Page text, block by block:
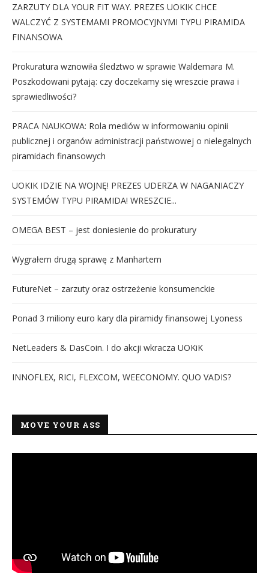
ZARZUTY DLA YOUR FIT WAY. PREZES UOKIK CHCE
WALCZYĆ Z SYSTEMAMI PROMOCYJNYMI TYPU PIRAMIDA
FINANSOWA
Prokuratura wznowiła śledztwo w sprawie Waldemara M.
Poszkodowani pytają: czy doczekamy się wreszcie prawa i
sprawiedliwości?
PRACA NAUKOWA: Rola mediów w informowaniu opinii
publicznej i organów administracji państwowej o nielegalnych
piramidach finansowych
UOKIK IDZIE NA WOJNĘ! PREZES UDERZA W NAGANIACZY
SYSTEMÓW TYPU PIRAMIDA! WRESZCIE...
OMEGA BEST – jest doniesienie do prokuratury
Wygrałem drugą sprawę z Manhartem
FutureNet – zarzuty oraz ostrzeżenie konsumenckie
Ponad 3 miliony euro kary dla piramidy finansowej Lyoness
NetLeaders & DasCoin. I do akcji wkracza UOKiK
INNOFLEX, RICI, FLEXCOM, WEECONOMY. QUO VADIS?
MOVE YOUR ASS